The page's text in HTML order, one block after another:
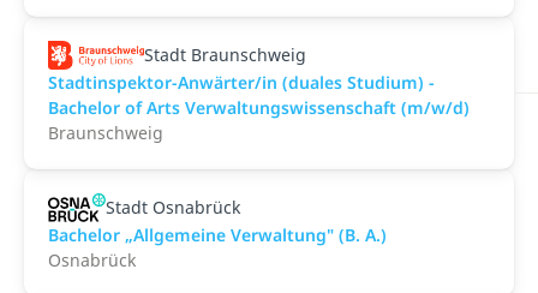
Stadt Braunschweig
Stadtinspektor-Anwärter/in (duales Studium) -
Bachelor of Arts Verwaltungswissenschaft (m/w/d)
Braunschweig
Stadt Osnabrück
Bachelor „Allgemeine Verwaltung" (B. A.)
Osnabrück